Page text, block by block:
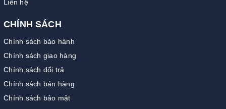
Liên hệ
CHÍNH SÁCH
Chính sách bảo hành
Chính sách giao hàng
Chính sách đổi trả
Chính sách bán hàng
Chính sách bảo mật